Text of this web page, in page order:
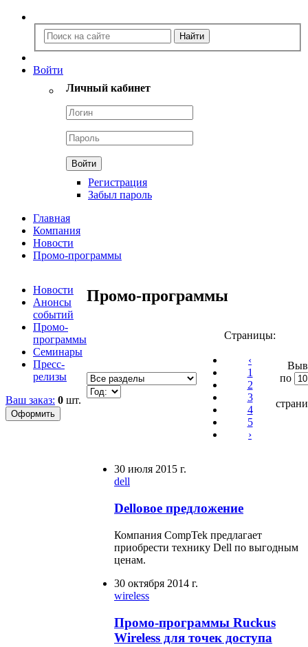
Войти
Личный кабинет
Регистрация
Забыл пароль
Главная
Компания
Новости
Промо-программы
Новости
Анонсы
событий
Промо-
программы
Семинары
Пресс-
релизы
Ваш заказ: 0 шт.
Промо-программы
Страницы:
‹
1
2
3
4
5
›
по
30 июля 2015 г.
dell
Dellовое предложение
Компания CompTek предлагает
приобрести технику Dell по выгодным
ценам.
30 октября 2014 г.
wireless
Промо-программы Ruckus
Wireless для точек доступа